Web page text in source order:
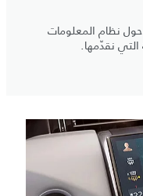
حول نظام المعلومات
التي نقدّمها.